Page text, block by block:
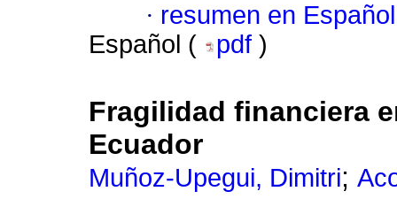
· resumen en Español
Español (
pdf )
Fragilidad financiera
Ecuador
Muñoz-Upegui, Dimitri;